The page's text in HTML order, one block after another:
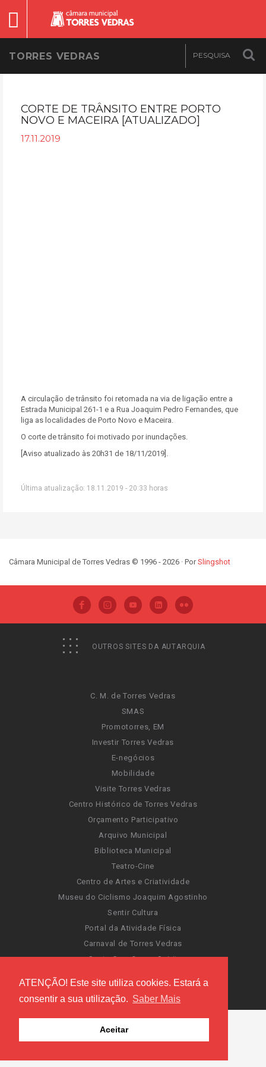
ATENÇÃO! Este site utiliza cookies. Estará a
consentir a sua utilização. Saber Mais
Aceitar
TORRES VEDRAS
CORTE DE TRÂNSITO ENTRE PORTO
NOVO E MACEIRA [ATUALIZADO]
17.11.2019
A circulação de trânsito foi retomada na via de ligação entre a
Estrada Municipal 261-1 e a Rua Joaquim Pedro Fernandes, que
liga as localidades de Porto Novo e Maceira.
O corte de trânsito foi motivado por inundações.
[Aviso atualizado às 20h31 de 18/11/2019].
Última atualização: 18.11.2019 - 20:33 horas
Câmara Municipal de Torres Vedras © 1996 - 2026 · PorSlingshot
OUTROS SITES DA AUTARQUIA
C. M. de Torres Vedras
SMAS
Promotorres, EM
Investir Torres Vedras
E-negócios
Mobilidade
Visite Torres Vedras
Centro Histórico de Torres Vedras
Orçamento Participativo
Arquivo Municipal
Biblioteca Municipal
Teatro-Cine
Centro de Artes e Criatividade
Museu do Ciclismo Joaquim Agostinho
Sentir Cultura
Portal da Atividade Física
Carnaval de Torres Vedras
Santa Cruz Ocean Spirit